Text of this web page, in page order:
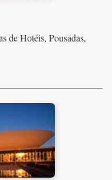
de Hotéis, Pousadas,